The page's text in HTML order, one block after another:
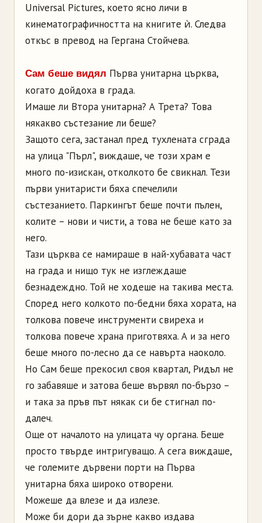
Universal Pictures, което ясно личи в
кинематографичността на книгите ѝ. Следва
откъс в превод на Гергана Стойчева.
Сам беше видял Първа унитарна църква,
когато дойдоха в града.
Имаше ли Втора унитарна? А Трета? Това
някакво състезание ли беше?
Защото сега, застанал пред тухлената сграда
на улица "Пърл", виждаше, че този храм е
много по-изискан, отколкото бе свикнал. Тези
първи унитаристи бяха спечелили
състезанието. Паркингът беше почти пълен,
колите – нови и чисти, а това не беше като за
него.
Тази църква се намираше в най-хубавата част
на града и нищо тук не изглеждаше
безнадеждно. Той не ходеше на такива места.
Според него колкото по-бедни бяха хората, на
толкова повече инструменти свиреха и
толкова повече храна приготвяха. А и за него
беше много по-лесно да се навърта наоколо.
Но Сам беше прекосил своя квартал, Ридъл не
го забавяше и затова беше вървял по-бързо –
и така за пръв път някак си бе стигнал по-
далеч.
Още от началото на улицата чу органа. Беше
просто твърде интригуващо. А сега виждаше,
че големите дървени порти на Първа
унитарна бяха широко отворени.
Можеше да влезе и да излезе.
Може би дори да зърне какво издава